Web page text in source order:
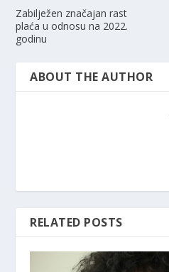
Zabilježen značajan rast
plaća u odnosu na 2022.
godinu
ABOUT THE AUTHOR
RELATED POSTS